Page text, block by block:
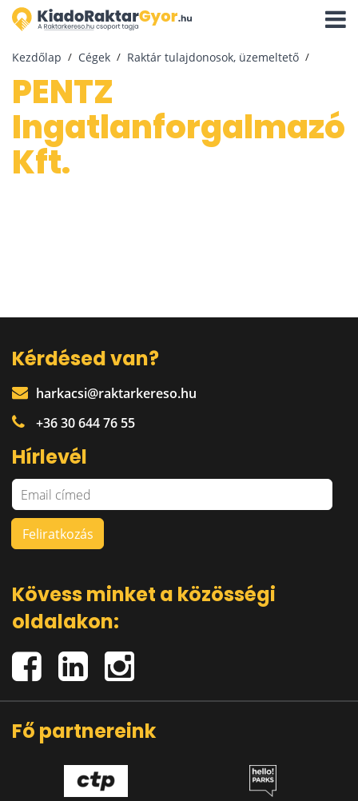
Kezdőlap Cégek Raktár tulajdonosok, üzemeltető
PENTZ
Ingatlanforgalmazó
Kft.
Kérdésed van?
harkacsi@raktarkereso.hu
+36 30 644 76 55
Hírlevél
Kövess minket a közösségi
oldalakon:
Fő partnereink